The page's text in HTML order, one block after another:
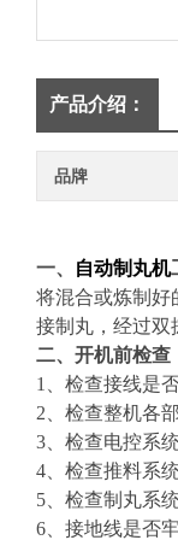
产品介绍：
品牌
一、 自动制丸机
将混合或炼制好
接制丸，经过双
二、 开机前检查
1、检查接线是
2、检查整机各
3、检查电控系
4、检查推料系
5、检查制丸系
6、接地线是否